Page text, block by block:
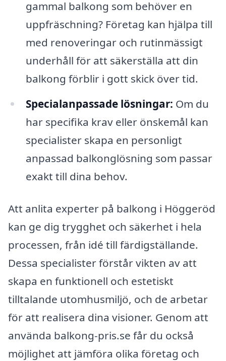
gammal balkong som behöver en
uppfräschning? Företag kan hjälpa till
med renoveringar och rutinmässigt
underhåll för att säkerställa att din
balkong förblir i gott skick över tid.
Specialanpassade lösningar: Om du
har specifika krav eller önskemål kan
specialister skapa en personligt
anpassad balkonglösning som passar
exakt till dina behov.
Att anlita experter på balkong i Höggeröd
kan ge dig trygghet och säkerhet i hela
processen, från idé till färdigställande.
Dessa specialister förstår vikten av att
skapa en funktionell och estetiskt
tilltalande utomhusmiljö, och de arbetar
för att realisera dina visioner. Genom att
använda balkong-pris.se får du också
möjlighet att jämföra olika företag och